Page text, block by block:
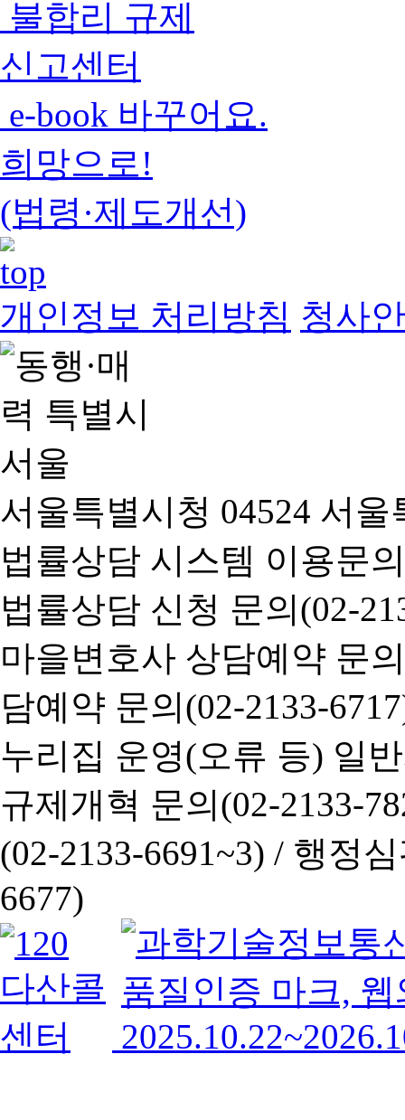
불합리 규제
신고센터
e-book 바꾸어요.
희망으로!
(법령·제도개선)
개인정보 처리방침 청사
서울특별시청 04524 서
법률상담 시스템 이용문
법률상담 신청 문의(02-
마을변호사 상담예약 문
담예약 문의(02-2133-
누리집 운영(오류 등) 일
규제개혁 문의(02-2133-
(02-2133-6691~3) / 행정심
6677)